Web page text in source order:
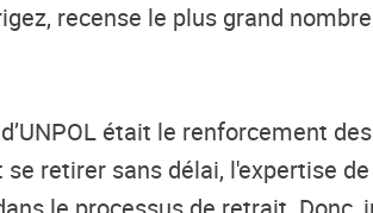
recense le plus grand
était le renforcement
retirer sans délai, l'expertise